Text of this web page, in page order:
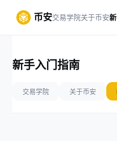
币安交易学院关于币安
新手入门指南
交易学院 关于币安